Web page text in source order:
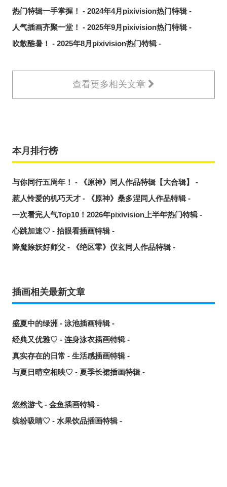
热门特辑一手掌握！ - 2024年4月pixivision热门特辑 -
人气插画齐聚一堂！ - 2025年9月pixivision热门特辑 -
吹散酷暑！ - 2025年8月pixivision热门特辑 -
查看更多相关文章
本月排行榜
与你同行五周年！ - 《原神》同人作品特辑【大合辑】 -
惹人怜爱的机巧天才 - 《原神》桑多涅同人作品特辑 -
一次看完人气Top10！2026年pixivision上半年热门特辑 -
心跳加速♡ - 抬眼看插画特辑 -
降魔除妖好师父 - 《绝区零》仪玄同人作品特辑 -
插画相关最新文章
盛夏中的绿洲 - 泳池插画特辑 -
经典又优雅♡ - 连身泳衣插画特辑 -
真实存在的日常 - 生活感插画特辑 -
与夏日晴空相映♡ - 夏季长裙插画特辑 -
悠然游弋 - 金鱼插画特辑 -
缤纷吸睛♡ - 水果饮品插画特辑 -